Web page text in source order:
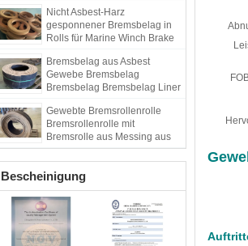
Nicht Asbest-Harz
gesponnener Bremsbelag in
Rolls für Marine Winch Brake
Bremsbelag aus Asbest
Gewebe Bremsbelag
Bremsbelag Bremsbelag Liner
Gewebte Bremsrollenrolle
Bremsrollenrolle mit
Bremsrolle aus Messing aus
Asbest
Bescheinigung